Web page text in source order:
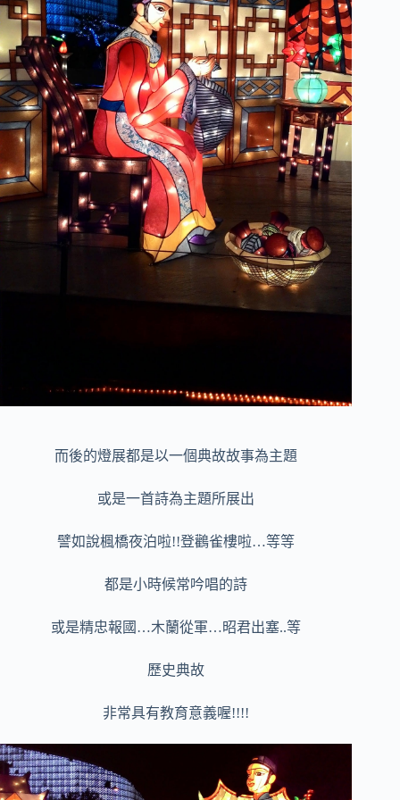
而後的燈展都是以一個典故故事為主題
或是一首詩為主題所展出
譬如說楓橋夜泊啦!!登鸛雀樓啦…等等
都是小時候常吟唱的詩
或是精忠報國…木蘭從軍…昭君出塞..等
歷史典故
非常具有教育意義喔!!!!